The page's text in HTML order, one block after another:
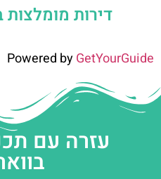
דירות מומלצות
Powered byGetYourGuide
עזרה עם